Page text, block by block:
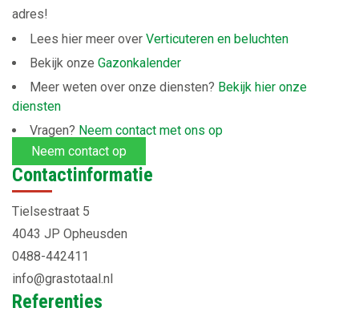
adres!
Lees hier meer over Verticuteren en beluchten
Bekijk onze Gazonkalender
Meer weten over onze diensten? Bekijk hier onze
diensten
Vragen? Neem contact met ons op
Neem contact op
Contactinformatie
Tielsestraat 5
4043 JP Opheusden
0488-442411
info@grastotaal.nl
Referenties